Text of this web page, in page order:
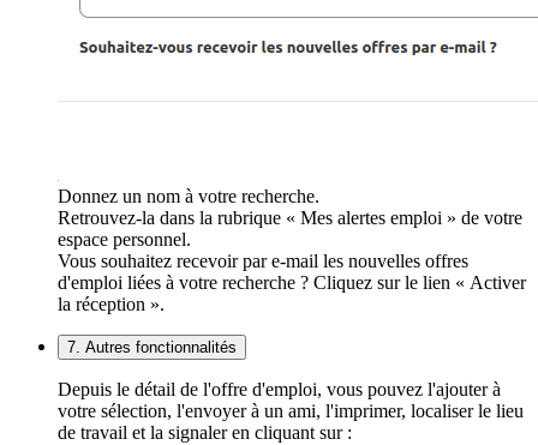
Donnez un nom à votre recherche.
Retrouvez-la dans la rubrique « Mes alertes emploi » de votre
espace personnel.
Vous souhaitez recevoir par e-mail les nouvelles offres
d'emploi liées à votre recherche ? Cliquez sur le lien « Activer
la réception ».
7. Autres fonctionnalités
Depuis le détail de l'offre d'emploi, vous pouvez l'ajouter à
votre sélection, l'envoyer à un ami, l'imprimer, localiser le lieu
de travail et la signaler en cliquant sur :